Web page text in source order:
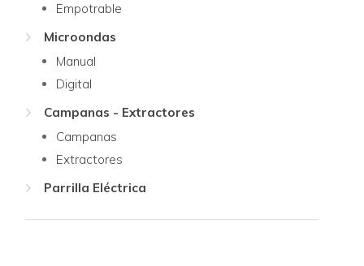
Empotrable
Microondas
Manual
Digital
Campanas - Extractores
Campanas
Extractores
Parrilla Eléctrica